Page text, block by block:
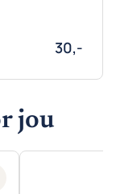
30,-
jou